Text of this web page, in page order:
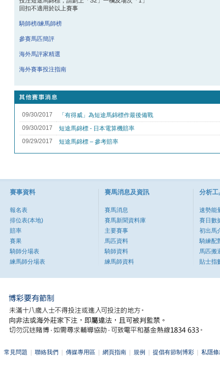
回扣不適用於以上賽事
騎師榜/練馬師榜
參賽馬匹簡評
海外馬評家精選
海外賽事投注指南
賽事資料
報名表
排位表(本地)
賠率
賽果
騎師分場表
練馬師分場表
賽馬消息及資訊
賽馬消息
賽馬新聞資料庫
主要賽事
馬匹資料
騎師資料
練馬師資料
分析工
速勢能
賽日數
初出馬
騎練配
馬匹搬
貼士指
常見問題 聯絡我們 傳媒專用區 網頁指南 規例 提倡有節制博彩 私隱